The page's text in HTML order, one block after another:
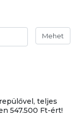
Mehet
teljes
547.500 Ft-ért!